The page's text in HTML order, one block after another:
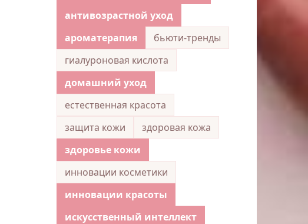
антивозрастной уход
ароматерапия
бьюти-тренды
гиалуроновая кислота
домашний уход
естественная красота
защита кожи
здоровая кожа
здоровье кожи
инновации косметики
инновации красоты
искусственный интеллект